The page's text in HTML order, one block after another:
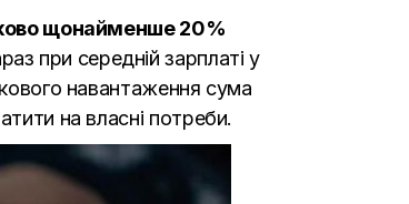
щонайменше 20%
при середній зарплаті у
навантаження сума
на власні потреби.